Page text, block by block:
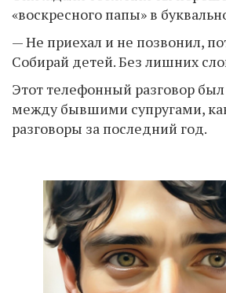
«воскресного папы» в
— Не приехал и не позвонил,
Собирай детей. Без лишних
Этот телефонный разговор
между бывшими супругами,
разговоры за последний год.